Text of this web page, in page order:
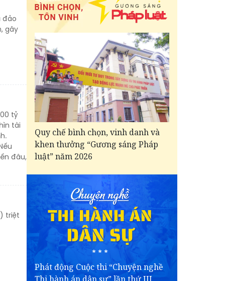
đảo
gây
tỷ
tài
đâu,
triệt
Quy chế bình chọn, vinh danh và
khen thưởng “Gương sáng Pháp
luật” năm 2026
Phát động Cuộc thi “Chuyện nghề